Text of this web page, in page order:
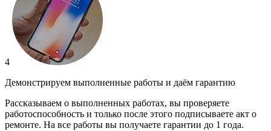
4
Демонстрируем выполненные работы и даём гарантию
Рассказываем о выполненных работах, вы проверяете
работоспособность и только после этого подписываете акт о
ремонте. На все работы вы получаете гарантии до 1 года.